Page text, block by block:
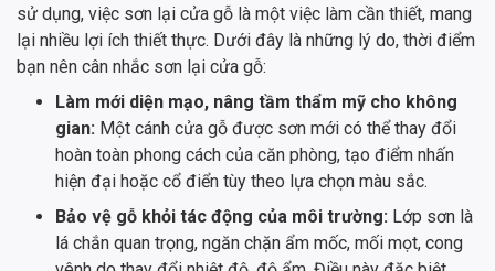
sử dụng, việc sơn lại cửa gỗ là một việc làm cần thiết, mang
lại nhiều lợi ích thiết thực. Dưới đây là những lý do, thời điểm
bạn nên cân nhắc sơn lại cửa gỗ:
Làm mới diện mạo, nâng tầm thẩm mỹ cho không
gian: Một cánh cửa gỗ được sơn mới có thể thay đổi
hoàn toàn phong cách của căn phòng, tạo điểm nhấn
hiện đại hoặc cổ điển tùy theo lựa chọn màu sắc.
Bảo vệ gỗ khỏi tác động của môi trường: Lớp sơn là
lá chắn quan trọng, ngăn chặn ẩm mốc, mối mọt, cong